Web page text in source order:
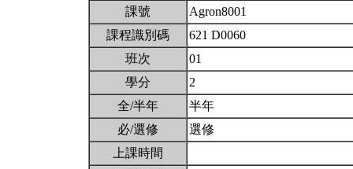
課號
Agron8001
課程識別碼
621 D0060
班次
01
學分
2
全/半年
半年
必/選修
選修
上課時間